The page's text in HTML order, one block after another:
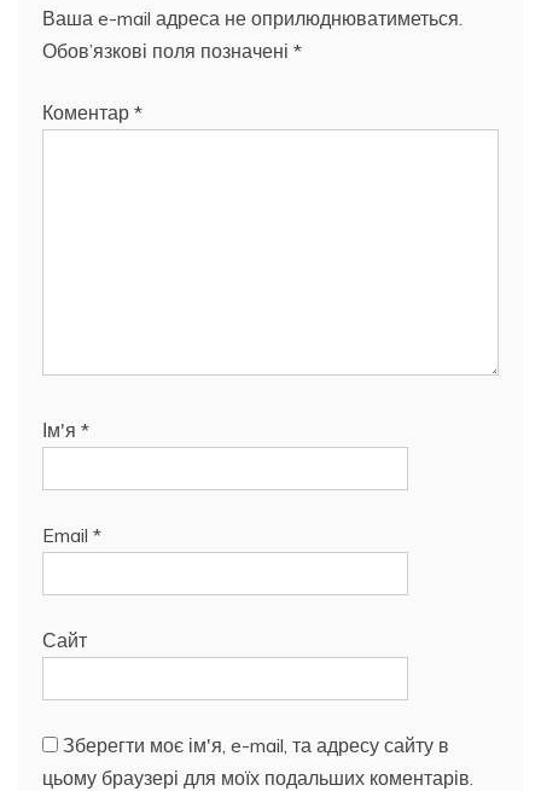
Ваша e-mail адреса не оприлюднюватиметься.
Обов’язкові поля позначені *
Коментар *
Ім'я *
Email *
Сайт
Зберегти моє ім'я, e-mail, та адресу сайту в
цьому браузері для моїх подальших коментарів.